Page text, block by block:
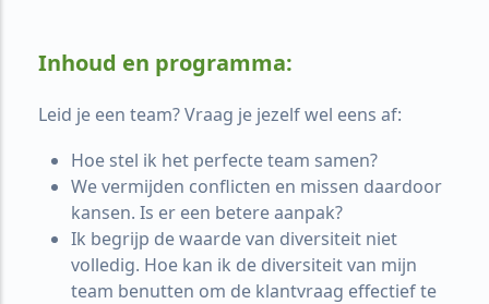
Inhoud en programma:
Leid je een team? Vraag je jezelf wel eens af:
Hoe stel ik het perfecte team samen?
We vermijden conflicten en missen daardoor
kansen. Is er een betere aanpak?
Ik begrijp de waarde van diversiteit niet
volledig. Hoe kan ik de diversiteit van mijn
team benutten om de klantvraag effectief te